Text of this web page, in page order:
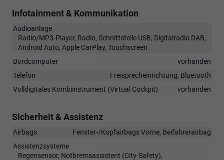
Infotainment & Kommunikation
Audioanlage
Radio/MP3-Player, Radio, Schnittstelle USB, Digitalradio DAB,
Android Auto, Apple CarPlay, Touchscreen
Bordcomputer
vorhanden
Telefon
Freisprecheinrichtung, Bluetooth
Volldigitales Kombiinstrument (Virtual Cockpit)
vorhanden
Sicherheit & Assistenz
Airbags
Fenster-/Kopfairbags Vorne, Beifahrerairbag
Assistenzsysteme
Regensensor, Notbremsassistent (City-Safety),